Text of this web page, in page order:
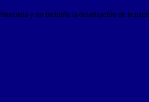
y no incluiría la dolarización de la